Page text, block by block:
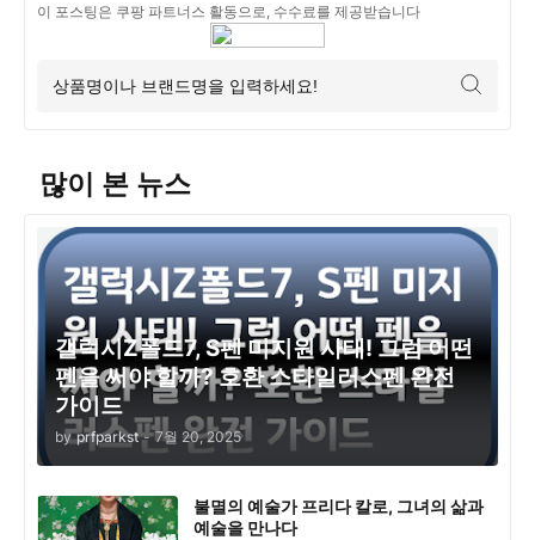
이 포스팅은 쿠팡 파트너스 활동으로, 수수료를 제공받습니다
많이 본 뉴스
갤럭시Z폴드7, S펜 미지원 사태! 그럼 어떤
펜을 써야 할까? 호환 스타일러스펜 완전
가이드
by prfparkst - 7월 20, 2025
불멸의 예술가 프리다 칼로, 그녀의 삶과
예술을 만나다